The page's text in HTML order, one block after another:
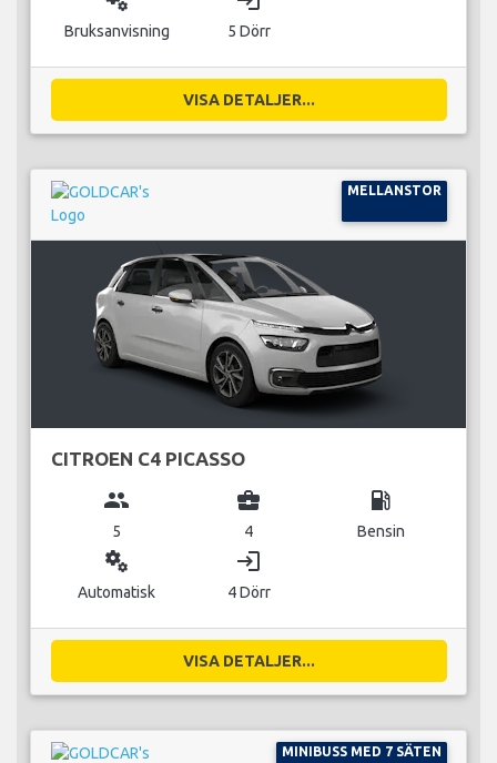
Bruksanvisning 5 Dörr
VISA DETALJER...
MELLANSTOR
CITROEN C4 PICASSO
group
5
business_center
4
local_gas_station
Bensin
miscellaneous_services
Automatisk
login
4 Dörr
VISA DETALJER...
MINIBUSS MED 7 SÄTEN